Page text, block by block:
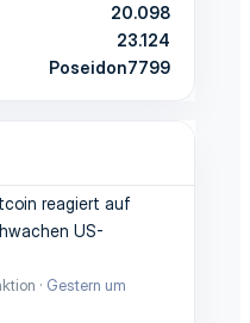
20.098
23.124
Poseidon7799
reagiert auf
US-
Gestern um